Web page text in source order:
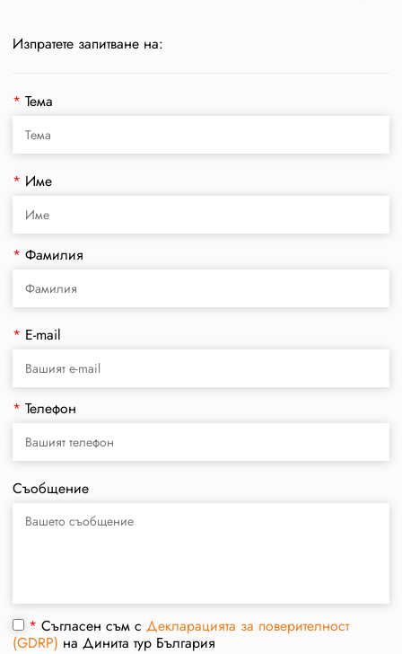
Изпратете запитване на:
* Тема
* Име
* Фамилия
* E-mail
* Телефон
Съобщение
*Съгласен съм сДекларацията за поверителност
(GDRP) на Динита тур България